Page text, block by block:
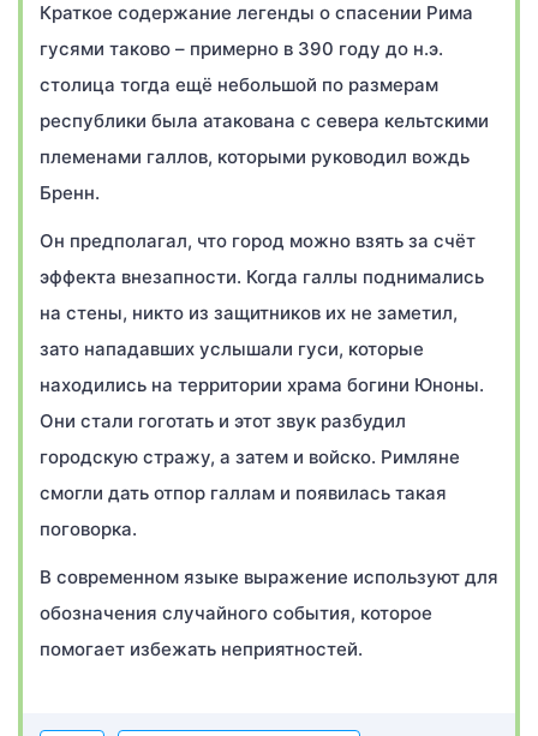
Краткое содержание легенды о спасении Рима
гусями таково – примерно в 390 году до н.э.
столица тогда ещё небольшой по размерам
республики была атакована с севера кельтскими
племенами галлов, которыми руководил вождь
Бренн.
Он предполагал, что город можно взять за счёт
эффекта внезапности. Когда галлы поднимались
на стены, никто из защитников их не заметил,
зато нападавших услышали гуси, которые
находились на территории храма богини Юноны.
Они стали гоготать и этот звук разбудил
городскую стражу, а затем и войско. Римляне
смогли дать отпор галлам и появилась такая
поговорка.
В современном языке выражение используют для
обозначения случайного события, которое
помогает избежать неприятностей.